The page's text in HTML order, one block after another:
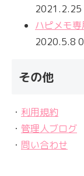
2021.2.25
ハピメモ
2020.5.8
その他
・ 利用規約
・ 管理人ブログ
・ 問い合わせ